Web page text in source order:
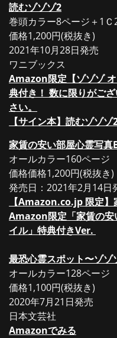
読むゾゾゾ2
巻頭カラー8ページ＋1Ｃ
価格1,200円(税抜き)
2021年10月28日発売
ワニブックス
Amazon限定【ゾゾゾ
典付き！ 数に限りがご
さい。
【サイン本】読むゾゾ
家賃の安い部屋心霊写真
オールカラー160ページ
価格価格1,200円(税抜き)
発売日：2021年2月14日
【Amazon.co.jp 限定
Amazon限定「家賃の安
イル」特典付きVer.
最恐心霊スポット〜ゾ
オールカラー128ページ
価格1,100円(税抜き)
2020年7月21日発売
日本文芸社
Amazonでみる